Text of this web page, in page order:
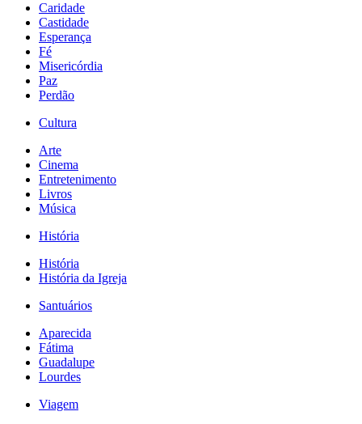
Caridade
Castidade
Esperança
Fé
Misericórdia
Paz
Perdão
Cultura
Arte
Cinema
Entretenimento
Livros
Música
História
História
História da Igreja
Santuários
Aparecida
Fátima
Guadalupe
Lourdes
Viagem